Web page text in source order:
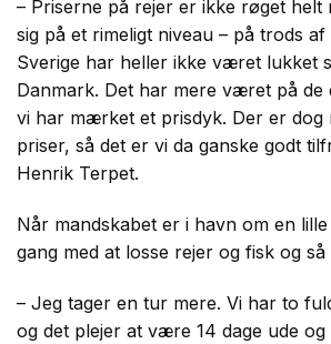
– Priserne på rejer er ikke røget helt
sig på et rimeligt niveau – på trods
Sverige har heller ikke været lukket
Danmark. Det har mere været på de
vi har mærket et prisdyk. Der er dog
priser, så det er vi da ganske godt
Henrik Terpet.
Når mandskabet er i havn om en
gang med at losse rejer og fisk og
– Jeg tager en tur mere. Vi har to
og det plejer at være 14 dage ude og